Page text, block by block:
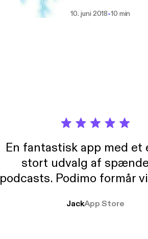
10. juni 2018-10 min
En fantastisk app med et
stort udvalg af
podcasts. Podimo formår
mere svære emner. At der
JackApp Store